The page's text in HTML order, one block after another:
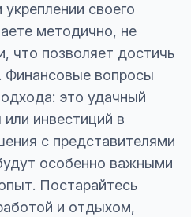
своего
методично, не
что позволяет достичь
Финансовые вопросы
это удачный
инвестиций в
с представителями
особенно важными
Постарайтесь
и отдыхом,